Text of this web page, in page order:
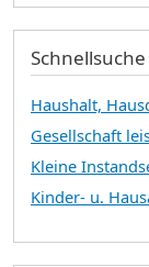
Schnellsuche
Haushalt,
Gesellschaft
Kleine
Kinder- u.